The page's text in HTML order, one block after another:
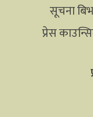
सूचना
प्रेस